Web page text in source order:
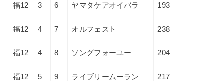
福12 3 6 ヤマタケアオイバラ 193
福12 4 7 オルフェスト 238
福12 4 8 ソングフォーユー 204
福12 5 9 ライブリームーラン 217